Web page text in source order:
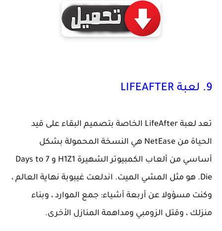
9. لعبة LIFEAFTER
تعد لعبة LifeAfter الخاصة بتصميم البقاء على قيد
الحياة من NetEase هي النسخة المحمولة بشكل
أساسي من ألعاب الكمبيوتر الشهيرة H1Z1 و 7 Days to
Die. هو مثل المشي الميت. اندلعت غيبوبة نهاية العالم ،
وكنت مسؤولا عن أربعة أشياء: جمع الموارد ، وبناء
منزلك ، وقتل الزومبي ومداهمة المنازل الأخرى.